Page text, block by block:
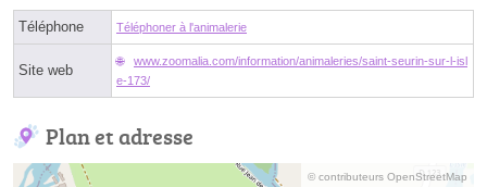
Téléphone Téléphoner à l'animalerie
Site web
www.zoomalia.com/information/animaleries/saint-seurin-sur-l-isl
e-173/
Plan et adresse
© contributeurs OpenStreetMap